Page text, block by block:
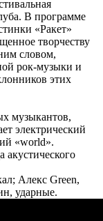
В программе
«Ракет»
творчеству
словом,
рок-музыки и
этих
музыкантов,
электрический
«world».
акустического
Алекс Green,
ударные.